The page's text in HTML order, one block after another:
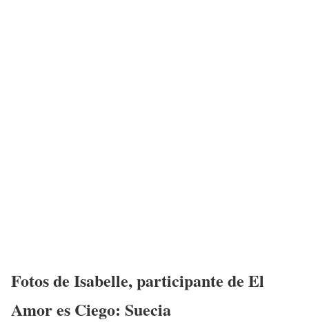
Fotos de Isabelle,participante de El
Amor es Ciego: Suecia